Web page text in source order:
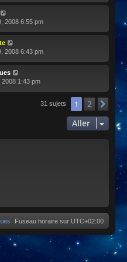
2008 6:55 pm
2008 6:43 pm
2008 1:43 pm
31 sujets 1 2
Aller
Fuseau horaire sur UTC+02:00